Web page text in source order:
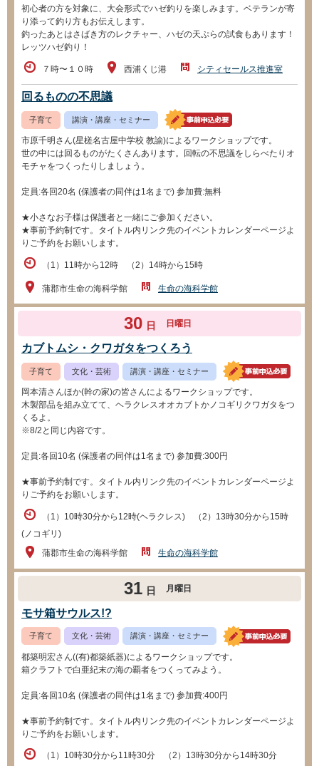
初心者の方を対象に、大会形式でハゼ釣りを楽しみます。ベテランが寄
り添って釣り方もお伝えします。
釣ったあとはさばき方のレクチャー、ハゼの天ぷらの試食もあります！
レッツハゼ釣り！
７時〜１０時 西浦くじ港 シティセールス推進室
回るものの不思議
子育て 講演・講座・セミナー
市原千明さん(星槎名古屋中学校 教諭)によるワークショップです。
世の中には回るものがたくさんあります。回転の不思議をしらべたりオ
モチャをつくったりしましょう。
定員:各回20名 (保護者の同伴は1名まで) 参加費:無料
★小さなお子様は保護者と一緒にご参加ください。
★事前予約制です。タイトル内リンク先のイベントカレンダーページよ
りご予約をお願いします。
（1）11時から12時 （2）14時から15時
蒲郡市生命の海科学館 生命の海科学館
30 日 日曜日
カブトムシ・クワガタをつくろう
子育て 文化・芸術 講演・講座・セミナー
岡本清さんほか(幹の家)の皆さんによるワークショップです。
木製部品を組み立てて、ヘラクレスオオカブトかノコギリクワガタをつ
くるよ。
※8/2と同じ内容です。
定員:各回10名 (保護者の同伴は1名まで) 参加費:300円
★事前予約制です。タイトル内リンク先のイベントカレンダーページよ
りご予約をお願いします。
（1）10時30分から12時(ヘラクレス) （2）13時30分から15時
(ノコギリ)
蒲郡市生命の海科学館
生命の海科学館
31 日 月曜日
モサ箱サウルス!?
子育て 文化・芸術 講演・講座・セミナー
都築明宏さん((有)都築紙器)によるワークショップです。
箱クラフトで白亜紀末の海の覇者をつくってみよう。
定員:各回10名 (保護者の同伴は1名まで) 参加費:400円
★事前予約制です。タイトル内リンク先のイベントカレンダーページよ
りご予約をお願いします。
（1）10時30分から11時30分 （2）13時30分から14時30分